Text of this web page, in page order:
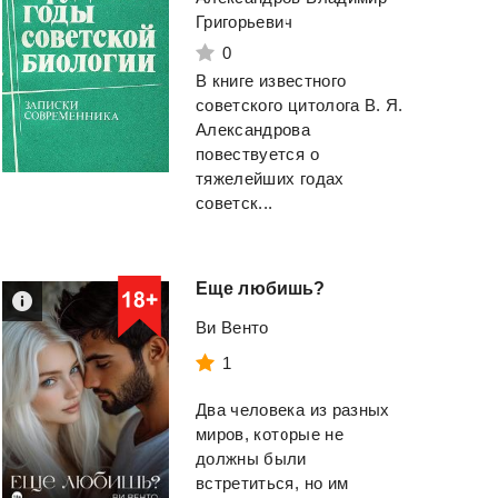
Григорьевич
0
В книге известного
советского цитолога В. Я.
Александрова
повествуется о
тяжелейших годах
советск...
Еще любишь?
Ви Венто
1
Два человека из разных
миров, которые не
должны были
встретиться, но им